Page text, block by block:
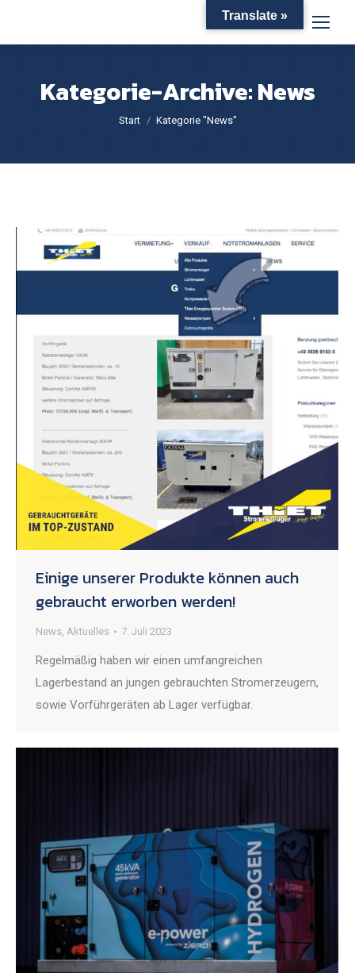
Kategorie-Archive:News
Sie befinden sich hier:
Start Kategorie "News"
Einige unserer Produkte können auch
gebraucht erworben werden!
News, Aktuelles 7. Juli 2023
Regelmäßig haben wir einen umfangreichen
Lagerbestand an jungen gebrauchten Stromerzeugern,
sowie Vorführgeräten ab Lager verfügbar.
Translate »